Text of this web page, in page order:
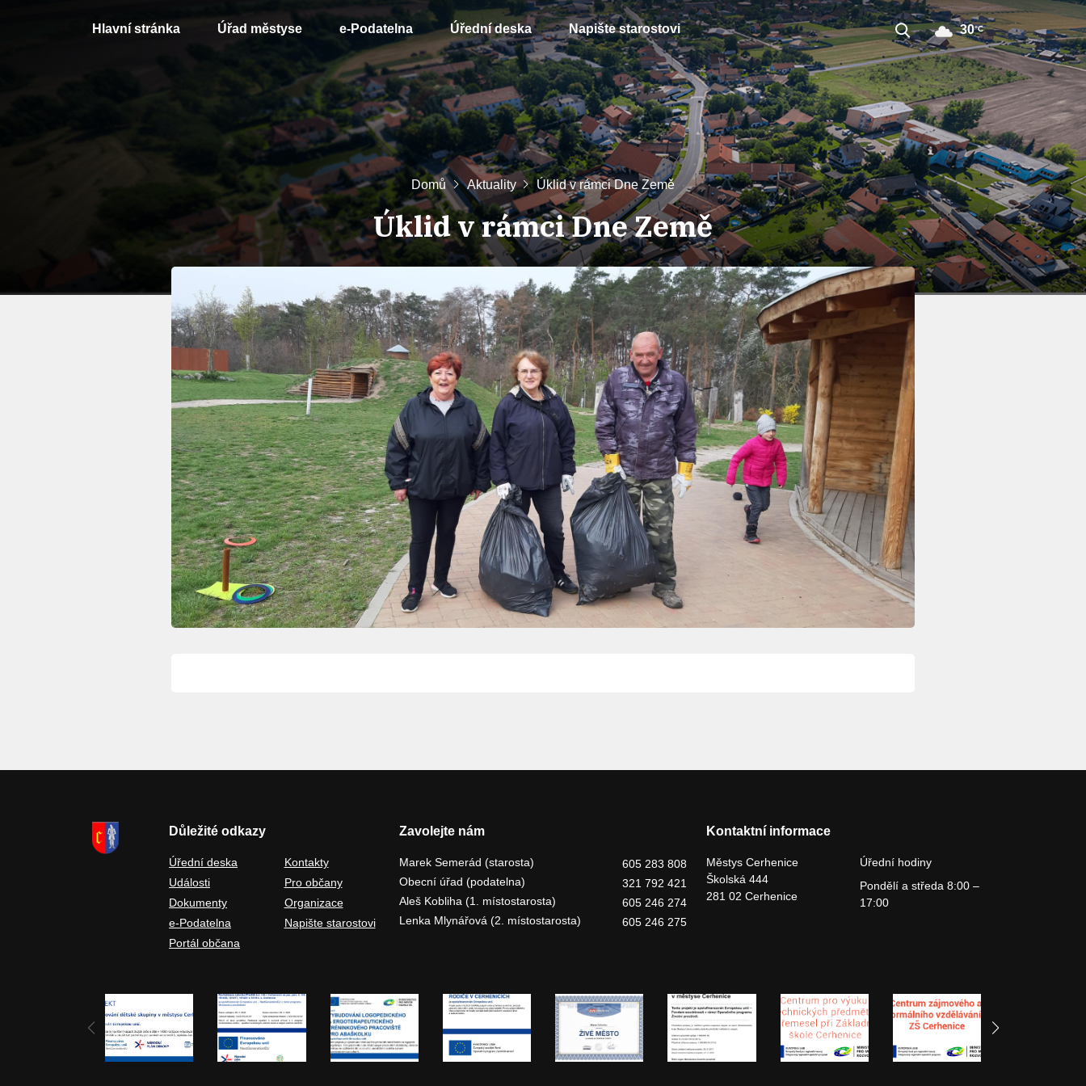
Hlavní stránka Úřad městyse e-Podatelna Úřední deska Napište starostovi 30°C
Domů Aktuality Úklid v rámci Dne Země
Úklid v rámci Dne Země
Důležité odkazy
Úřední deska
Události
Dokumenty
e-Podatelna
Portál občana
Kontakty
Pro občany
Organizace
Napište starostovi
Zavolejte nám
Marek Semerád (starosta)
605 283 808
Obecní úřad (podatelna)
321 792 421
Aleš Kobliha (1. místostarosta)
605 246 274
Lenka Mlynářová (2. místostarosta)
605 246 275
Kontaktní informace
Městys Cerhenice
Školská 444
281 02 Cerhenice
Úřední hodiny
Pondělí a středa 8:00 –
17:00